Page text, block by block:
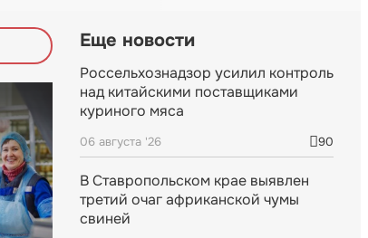
Еще новости
Россельхознадзор усилил контроль
над китайскими поставщиками
куриного мяса
06 августа '26 90
В Ставропольском крае выявлен
третий очаг африканской чумы
свиней